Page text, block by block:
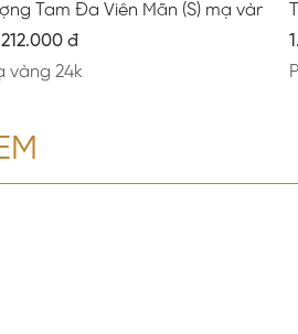
Tam Đa Viên Mãn (S) mạ vàng
đ
vàng 24k